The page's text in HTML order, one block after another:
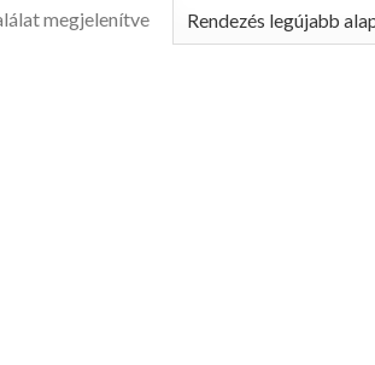
megjelenítve